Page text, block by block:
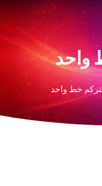
واحد
خط واحد